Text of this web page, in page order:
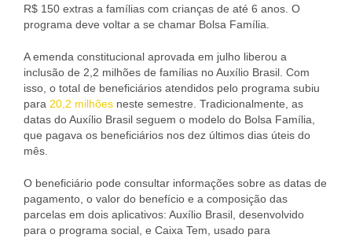
R$ 150 extras a famílias com crianças de até 6 anos. O
programa deve voltar a se chamar Bolsa Família.
A emenda constitucional aprovada em julho liberou a
inclusão de 2,2 milhões de famílias no Auxílio Brasil. Com
isso, o total de beneficiários atendidos pelo programa subiu
para 20,2 milhões neste semestre. Tradicionalmente, as
datas do Auxílio Brasil seguem o modelo do Bolsa Família,
que pagava os beneficiários nos dez últimos dias úteis do
mês.
O beneficiário pode consultar informações sobre as datas de
pagamento, o valor do benefício e a composição das
parcelas em dois aplicativos: Auxílio Brasil, desenvolvido
para o programa social, e Caixa Tem, usado para